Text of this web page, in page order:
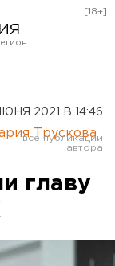
[18+]
2021 В 14:46
Трускова
главу